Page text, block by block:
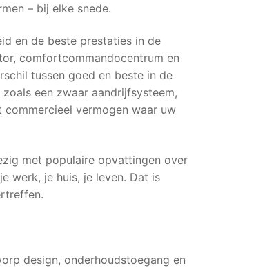
– bij elke snede.
en de beste prestaties in de
comfortcommandocentrum en
tussen goed en beste in de
een zwaar aandrijfsysteem,
vermogen waar uw
met populaire opvattingen over
werk, je huis, je leven. Dat is
design, onderhoudstoegang en